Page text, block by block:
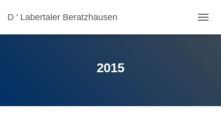
D ' Labertaler Beratzhausen
2015